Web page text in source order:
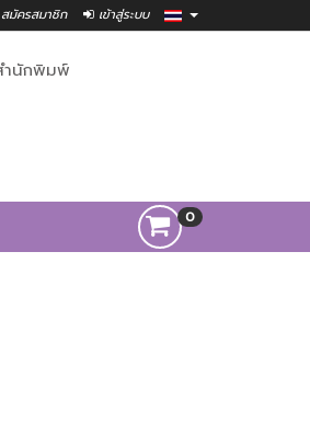
สมัครสมาชิก เข้าสู่ระบบ
ำนักพิมพ์
0